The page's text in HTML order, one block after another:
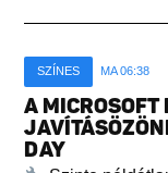
SZÍNES MA 06:38
A MICROSOFT
DAY